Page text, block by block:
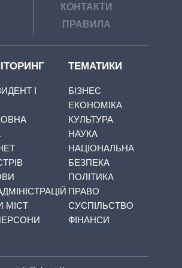
КОНТАКТИ
ПРАВИЛА
І
МІСТ
ТЕМАТИКИ
БІЗНЕС
ЕКОНОМІКА
КУЛЬТУРА
НАУКА
НАЦІОНАЛЬНА
БЕЗПЕКА
ПОЛІТИКА
ПРАВО
СУСПІЛЬСТВО
ФІНАНСИ